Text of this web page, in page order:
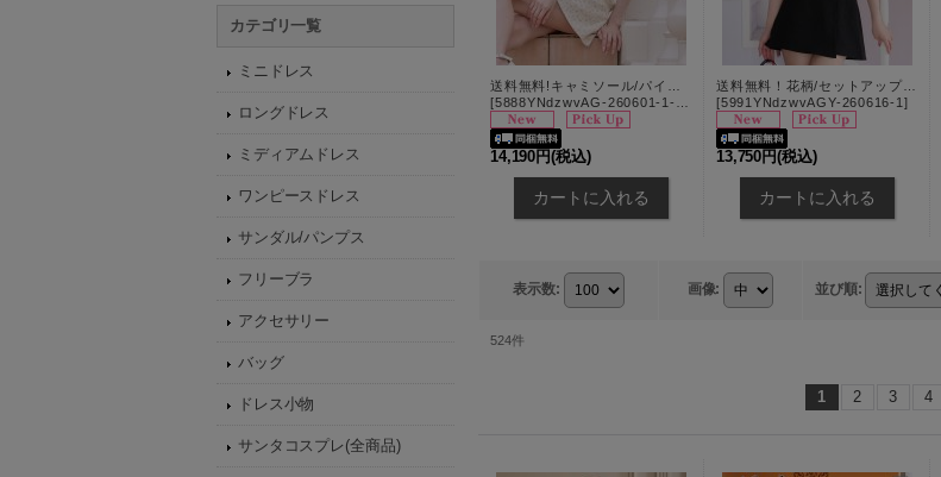
カテゴリ一覧
ミニドレス
ロングドレス
ミディアムドレス
ワンピースドレス
サンダル/パンプス
フリーブラ
アクセサリー
バッグ
ドレス小物
サンタコスプレ(全商品)
[5888YNdzwvAG-260601-1-CC
14,190円(税込)
[5991YNdzwvAGY-260616-1 ]
13,750円(税込)
表示数: 画像: 並び順:
524件
1 2 3 4